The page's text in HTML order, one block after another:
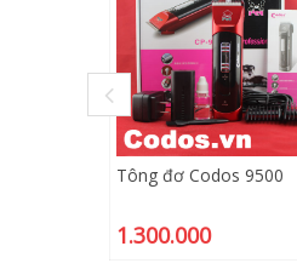
Tông đơ Codos 9500
1.300.000